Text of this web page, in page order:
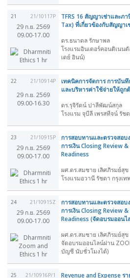
21 21/10117P
29 ก.ย. 2569
09.00-17.00
TFRS 16 สัญญาเช่าและภ
Tax) ที่เกี่ยวข้องกับสัญญาเ
ดร.ธนาดล รักษาพล
โรงแรมอินเตอร์คอนติเนน
เดย์ อินน์)
22 21/10914P
29 ก.ย. 2569
09.00-16.30
เทคนิคการจัดการ การบัน
และบริหารค่าใช้จ่ายให้ถู
ดร.รุจิรัตน์ ปาลีพัฒน์สกุล
โรงแรม จุบีลี เพรสทีจน์ รัช
23 21/10915P
29 ก.ย. 2569
09.00-17.00
การสอบทานและตรวจสอ
การเงิน Closing Review
Readiness
ผศ.ดร.สมชาย เลิศภิรมย์สุข
โรงแรมอวานี รัชดา กรุงเท
24 21/10915Z
29 ก.ย. 2569
09.00-17.00
การสอบทานและตรวจสอ
การเงิน Closing Review
Readiness (จัดอบรมออน
ผศ.ดร.สมชาย เลิศภิรมย์สุข
จัดอบรมออนไลน์ผ่าน
บัญชี นับชั่วโมงได้)
25 21/10916P/1 Revenue and Expense ร